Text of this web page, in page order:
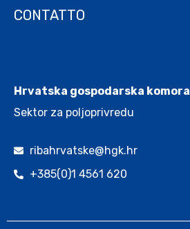
CONTATTO
Hrvatska gospodarska komora
Sektor za poljoprivredu
ribahrvatske@hgk.hr
+385(0)1 4561 620